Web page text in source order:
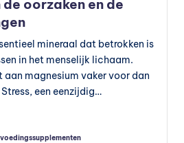
oorzaken en de
mineraal dat betrokken is
in het menselijk lichaam.
aan magnesium vaker voor dan
een eenzijdig…
voedingssupplementen